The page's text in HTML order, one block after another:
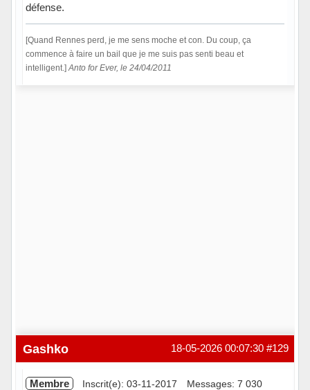
défense.
[Quand Rennes perd, je me sens moche et con. Du coup, ça
commence à faire un bail que je me suis pas senti beau et
intelligent.] Anto for Ever, le 24/04/2011
#129
18-05-2026 00:07:30
Gashko
Membre Inscrit(e): 03-11-2017 Messages: 7 030